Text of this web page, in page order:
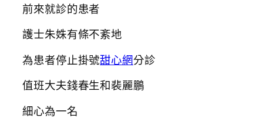
前來就診的患者
護士朱姝有條不紊地
為患者停止掛號甜心網分診
值班大夫錢春生和裴麗鵬
細心為一名